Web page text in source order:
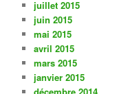
juillet 2015
juin 2015
mai 2015
avril 2015
mars 2015
janvier 2015